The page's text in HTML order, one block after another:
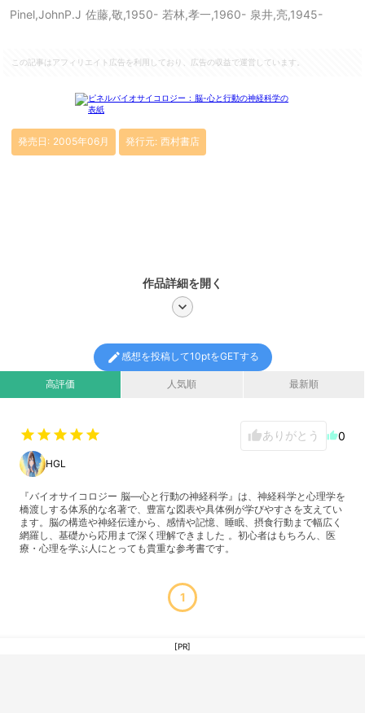
Pinel,JohnP.J 佐藤,敬,1950- 若林,孝一,1960- 泉井,亮,1945-
この記事はアフィリエイト広告を利用しており、広告の収益で運営しています。
作品詳細を開く
chevron_right
発売日: 2005年06月 発行元: 西村書店
高評価 人気順 最新順
edit感想を投稿して10ptをGETする
star star star star star thumb_upありがとう thumb_up0
HGL
『バイオサイコロジー 脳―心と行動の神経科学』は、神経科学と心理学を
橋渡しする体系的な名著で、豊富な図表や具体例が学びやすさを支えてい
ます。脳の構造や神経伝達から、感情や記憶、睡眠、摂食行動まで幅広く
網羅し、基礎から応用まで深く理解できました 。初心者はもちろん、医
療・心理を学ぶ人にとっても貴重な参考書です。
1
[PR]